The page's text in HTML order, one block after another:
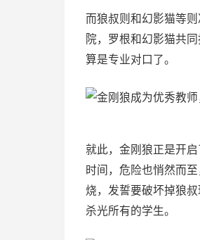
而狼叔则和幻影猫等
院，罗根和幻影猫共
算是专业对口了。
就此，金刚狼正是开
时间，危险也悄然而
烧，发誓要破坏掉狼
杀光所有的学生。